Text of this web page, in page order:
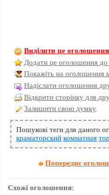
Виділити це оголошення
Додати це оголошення до
Покажіть на оголошення
Надіслати оголошення
Відкрити сторінку для
Залишити свою думку
Пошукові теги для даного
краматорский комнатная
Попереднє
Схожі оголошення: